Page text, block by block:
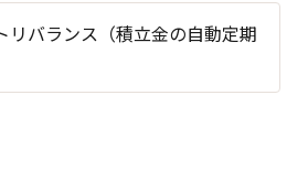
リバランス（積立金の自動定期